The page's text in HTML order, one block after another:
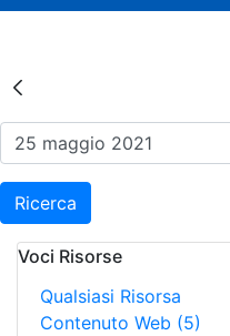
Risultati
Ricerca
Voci Risorse
Qualsiasi Risorsa
Contenuto Web (5)